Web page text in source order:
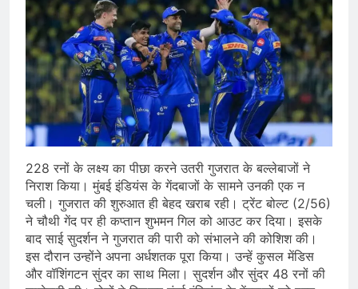
228 रनों के लक्ष्य का पीछा करने उतरी गुजरात के बल्लेबाजों ने
निराश किया। मुंबई इंडियंस के गेंदबाजों के सामने उनकी एक न
चली। गुजरात की शुरुआत ही बेहद खराब रही। ट्रेंट बोल्ट (2/56)
ने चौथी गेंद पर ही कप्तान शुभमन गिल को आउट कर दिया। इसके
बाद साई सुदर्शन ने गुजरात की पारी को संभालने की कोशिश की।
इस दौरान उन्होंने अपना अर्धशतक पूरा किया। उन्हें कुसल मेंडिस
और वॉशिंगटन सुंदर का साथ मिला। सुदर्शन और सुंदर 48 रनों की